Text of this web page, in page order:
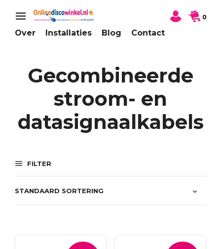
Over Installaties Blog Contact
0
Gecombineerde
stroom- en
datasignaalkabels
FILTER